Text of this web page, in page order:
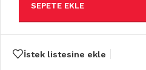
SEPETE EKLE
İstek listesine ekle